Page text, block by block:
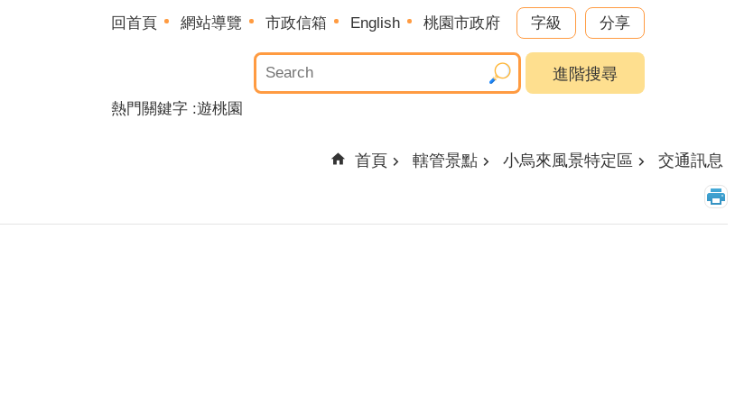
回首頁 網站導覽 市政信箱 English 桃園市政府 字級 分享
進階搜尋
熱門關鍵字 遊桃園
首頁 轄管景點 小烏來風景特定區 交通訊息